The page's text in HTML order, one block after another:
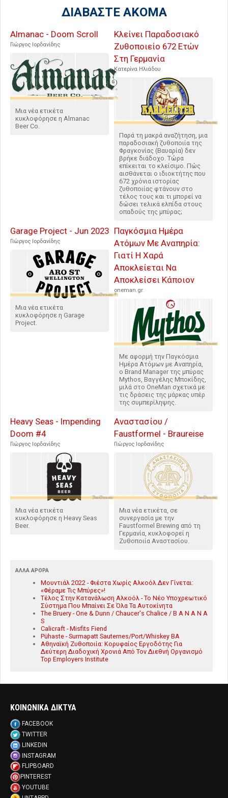
ΔΙΑΒΑΣΤΕ ΑΚΟΜΑ
Almanac - Doom Scroll
Γιώργος Ιορδανίδης
Μια νέα ετικέτα
κυκλοφόρησε η Almanac
Beer Co.
Κλείνει Παραδοσιακό
Ζυθοποιείο 672 Ετών
Στη Γερμανία
Κατερίνα Ηλιάδου
Παρά τη μακρά αναζήτηση, μια
παραδοσιακή ζυθοποιία της
Φραγκονίας (Βαυαρία) δεν
βρήκε διάδοχο. Τώρα
επίκειται το κλείσιμο. Πώς
αισθάνεται ο ιδιοκτήτης που
672 χρόνια ιστορίας
ζυθοποιίας φτάνουν στο
τέλος τους και τι μπορεί να
δώσει τελικά ελπίδα στους
οπαδούς της μπύρας;
Garage Project - Jun 2023
Γιώργος Ιορδανίδης
Μια νέα ετικέτα
κυκλοφόρησε η Garage
Project.
Παγκόσμια Ημέρα
Ατόμων Με Αναπηρία:
Γιατί Η Χαρά
Αποκλείεται Να
Αποκλείσει Κάποιον
oneman.gr
Με αφορμή την Παγκόσμια
Ημέρα Ατόμων με Αναπηρία,
ο Brand Manager της μπύρας
Mythos, Βαγγέλης Μποκίδης,
μιλά στο OneMan σχετικά με
τις δράσεις της μάρκας υπέρ
της συμπερίληψης.
Heavy Seas - Impending
Doom #4
Γιώργος Ιορδανίδης
Μια νέα ετικέτα
κυκλοφόρησε η Heavy Seas
Beer.
Αναστασίου /
Faustformel - Braureise
Γιώργος Ιορδανίδης
Μια νέα ετικέτα, σε
συνεργασία με την
Faustformel Brewing από τη
Γερμανία, κυκλοφορεί η
Ζυθοποιία Αναστασίου.
ΆΛΛΑ ΆΡΘΡΑ
Μουντιάλ 2022 - Φιέστα Χωρίς Αλκοόλ Δεν Γίνεται:
«Φέραμε Τις Μπύρες»!
Τέλος Στην Κατανάλωση Αλκοόλ - Το Νέο Υποχρεωτικό
Σύστημα Που Μπαίνει Σε Όλα Τα Αυτοκίνητα
The Bruery - One & Dunn / Chaucer's Chalice / B A N A N A
S
Calicraft - Misfits Fiend
Pühaste - Surmapatt Sauternes/Port/Whiskey BA
Αθηναϊκή Ζυθοποιία: Κορυφαίος Εργοδότης Για
Δεύτερη Διαδοχική Χρονιά Από Τον Διεθνή Οργανισμό
Top Employers Institute
ΚΟΙΝΩΝΙΚΑ ΔΙΚΤΥΑ
FACEBOOK
TWITTER
LINKEDIN
INSTAGRAM
FLIPBOARD
PINTEREST
YOUTUBE